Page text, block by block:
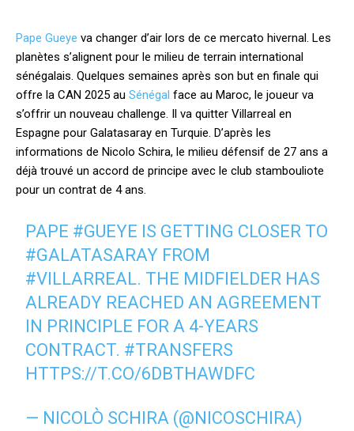
Pape Gueye va changer d’air lors de ce mercato hivernal. Les
planètes s’alignent pour le milieu de terrain international
sénégalais. Quelques semaines après son but en finale qui
offre la CAN 2025 au Sénégal face au Maroc, le joueur va
s’offrir un nouveau challenge. Il va quitter Villarreal en
Espagne pour Galatasaray en Turquie. D’après les
informations de Nicolo Schira, le milieu défensif de 27 ans a
déjà trouvé un accord de principe avec le club stambouliote
pour un contrat de 4 ans.
PAPE #GUEYE IS GETTING CLOSER TO
#GALATASARAY FROM
#VILLARREAL. THE MIDFIELDER HAS
ALREADY REACHED AN AGREEMENT
IN PRINCIPLE FOR A 4-YEARS
CONTRACT. #TRANSFERS
HTTPS://T.CO/6DBTHAWDFC
— NICOLÒ SCHIRA (@NICOSCHIRA)